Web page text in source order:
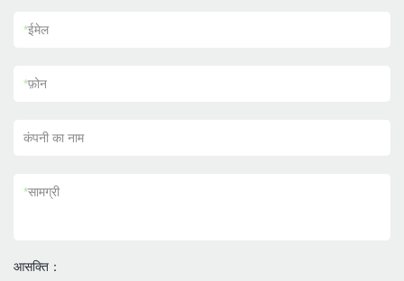
*ईमेल
*फ़ोन
कंपनी का नाम
*सामग्री
आसक्ति：